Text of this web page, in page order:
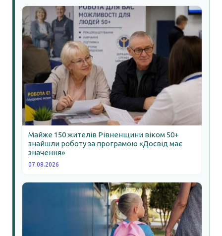
Майже 150 жителів Рівненщини віком 50+
знайшли роботу за програмою «Досвід має
значення»
07.08.2026